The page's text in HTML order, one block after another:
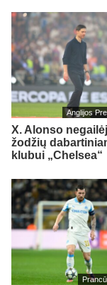
Anglijos
X. Alonso
žodžių
klubui „Chelsea“